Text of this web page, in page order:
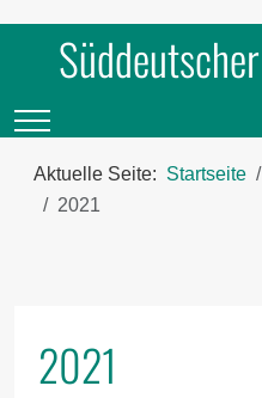
Mobile Menu Toggle
Aktuelle Seite: Startseite
2021
2021